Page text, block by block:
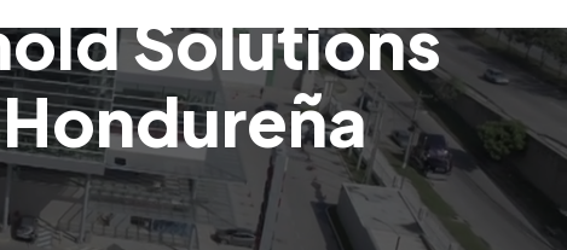
Solutions